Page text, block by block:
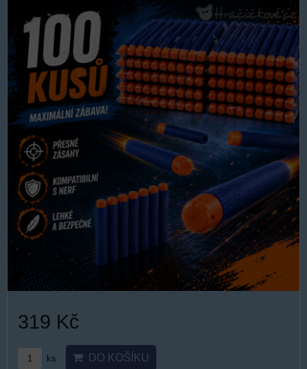
319 Kč
ks DO KOŠÍKU